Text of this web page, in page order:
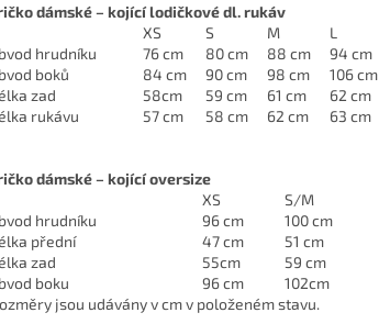
dámské – kojící lodičkové dl. rukáv
XS
S M L
hrudníku
76 cm 80 cm 88 cm 94 cm
boků
84 cm 90 cm 98 cm 106 cm
zad
58cm 59 cm 61 cm 62 cm
rukávu
57 cm 58 cm 62 cm 63 cm
dámské – kojící oversize
XS
S/M
hrudníku
96 cm 100 cm
přední
47 cm 51 cm
zad
55cm 59 cm
boku
96 cm 102cm
jsou udávány v cm v položeném stavu.